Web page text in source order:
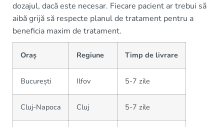
dozajul, dacă este necesar. Fiecare pacient ar trebui să
aibă grijă să respecte planul de tratament pentru a
beneficia maxim de tratament.
Oraș Regiune Timp de livrare
București Ilfov 5-7 zile
Cluj-Napoca Cluj 5-7 zile